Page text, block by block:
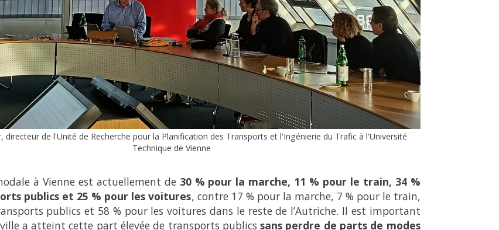
directeur de l'Unité de Recherche pour la Planification des Transports et l'Ingénierie du Trafic à l'Université
Technique de Vienne
à Vienne est actuellement de 30 % pour la marche, 11 % pour le train, 34 %
publics et 25 % pour les voitures, contre 17 % pour la marche, 7 % pour le train,
publics et 58 % pour les voitures dans le reste de l’Autriche. Il est important
a atteint cette part élevée de transports publicssans perdre de parts de modes